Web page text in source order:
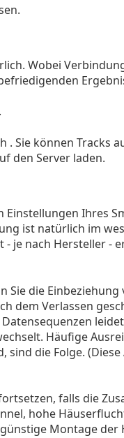
Wobei
. Sie können Tracks
den Server laden.
Ihres
ist natürlich im
- je nach Hersteller -
Sie die
dem Verlassen
Häufige
sind die Folge.
falls die
hohe
Montage